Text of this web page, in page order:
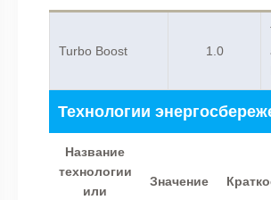
Turbo Boost 1.0
Технологии
Название
технологии
или
Значение